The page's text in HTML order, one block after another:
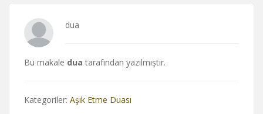
dua
Bu makale dua tarafından yazılmıştır.
Kategoriler: Aşık Etme Duası